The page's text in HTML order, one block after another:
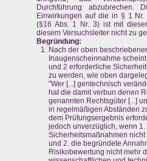
Durchführung abzubrechen.
Einwirkungen auf die in § 1 Nr.
(§16 Abs. 1 Nr. 3) ist mit
diesem Versuchsleiter nicht zu
Begründung:
Nach der oben
Inaugenscheinnahme
und 2 erforderliche
zu werden, wie oben
"Wer [...] gentechnisch
hat die damit verbun denen
genannten Rechtsgüter [...]
in regelmäßigen Abständen
dem Prüfungsergebnis
jedoch unverzüglich, wenn
Sicherheitsmaßnahmen
und 2. die begründete
Risikobewertung nicht mehr